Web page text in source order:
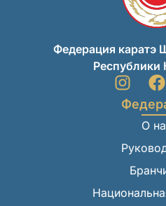
Федерация каратэ
Республики
О